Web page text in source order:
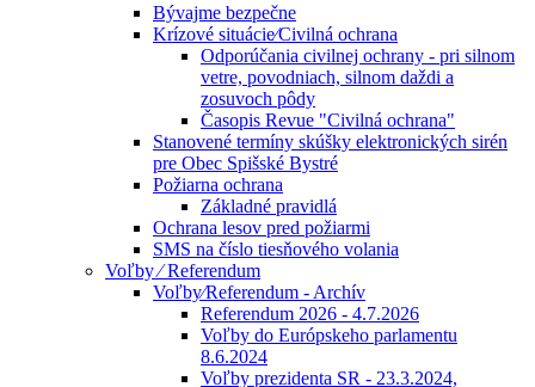
Bývajme bezpečne
Krízové situácie⁄Civilná ochrana
Odporúčania civilnej ochrany - pri silnom
vetre, povodniach, silnom daždi a
zosuvoch pôdy
Časopis Revue "Civilná ochrana"
Stanovené termíny skúšky elektronických sirén
pre Obec Spišské Bystré
Požiarna ochrana
Základné pravidlá
Ochrana lesov pred požiarmi
SMS na číslo tiesňového volania
Voľby ⁄ Referendum
Voľby⁄Referendum - Archív
Referendum 2026 - 4.7.2026
Voľby do Európskeho parlamentu
8.6.2024
Voľby prezidenta SR - 23.3.2024,